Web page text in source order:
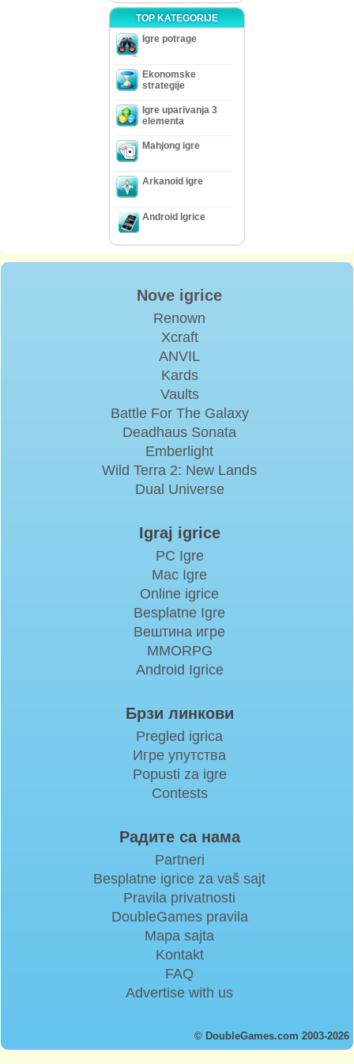
TOP KATEGORIJE
Igre potrage
Ekonomske
strategije
Igre uparivanja 3
elementa
Mahjong igre
Arkanoid igre
Android Igrice
Nove igrice
Renown
Xcraft
ANVIL
Kards
Vaults
Battle For The Galaxy
Deadhaus Sonata
Emberlight
Wild Terra 2: New Lands
Dual Universe
Igraj igrice
PC Igre
Mac Igre
Online igrice
Besplatne Igre
Вештина игре
MMORPG
Android Igrice
Брзи линкови
Pregled igrica
Игре упутства
Popusti za igre
Contests
Радите са нама
Partneri
Besplatne igrice za vaš sajt
Pravila privatnosti
DoubleGames pravila
Mapa sajta
Kontakt
FAQ
Advertise with us
© DoubleGames.com 2003-2026